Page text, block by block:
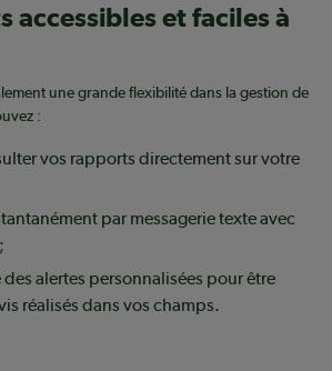
accessibles et faciles à
une grande flexibilité dans la gestion de
:
vos rapports directement sur votre
par messagerie texte avec
alertes personnalisées pour être
réalisés dans vos champs.